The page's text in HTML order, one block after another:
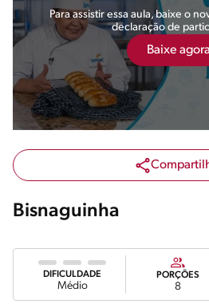
Para assistir essa aula, baixe o
declaração de
Baixe agora
Bisnaguinha
DIFICULDADE
Médio
PORÇÕES
8